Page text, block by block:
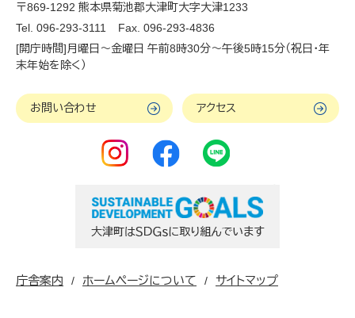
〒869-1292 熊本県菊池郡大津町大字大津1233
Tel. 096-293-3111
Fax. 096-293-4836
[開庁時間]月曜日～金曜日 午前8時30分～午後5時15分（祝日・年
末年始を除く）
お問い合わせ アクセス
庁舎案内 ホームページについて サイトマップ